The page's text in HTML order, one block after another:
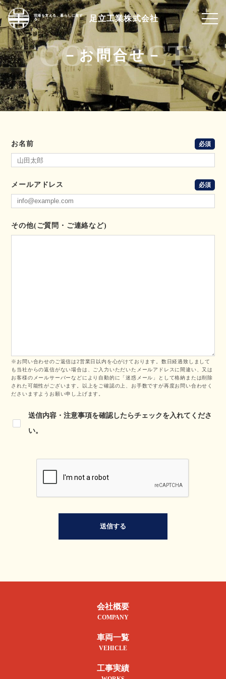
現場を支える、暮らしに資す
る。
足立工業株式会社
－お問合せ－
お名前 必須
メールアドレス 必須
その他(ご質問・ご連絡など)
※お問い合わせのご返信は2営業日以内を心がけております。数日経過致しまして
も当社からの返信がない場合は、ご入力いただいたメールアドレスに間違い、又は
お客様のメールサーバーなどにより自動的に「迷惑メール」として格納または削除
された可能性がございます。以上をご確認の上、お手数ですが再度お問い合わせく
ださいますようお願い申し上げます。
送信内容・注意事項を確認したらチェックを入れてくださ
い。
送信する
会社概要
COMPANY
車両一覧
VEHICLE
工事実績